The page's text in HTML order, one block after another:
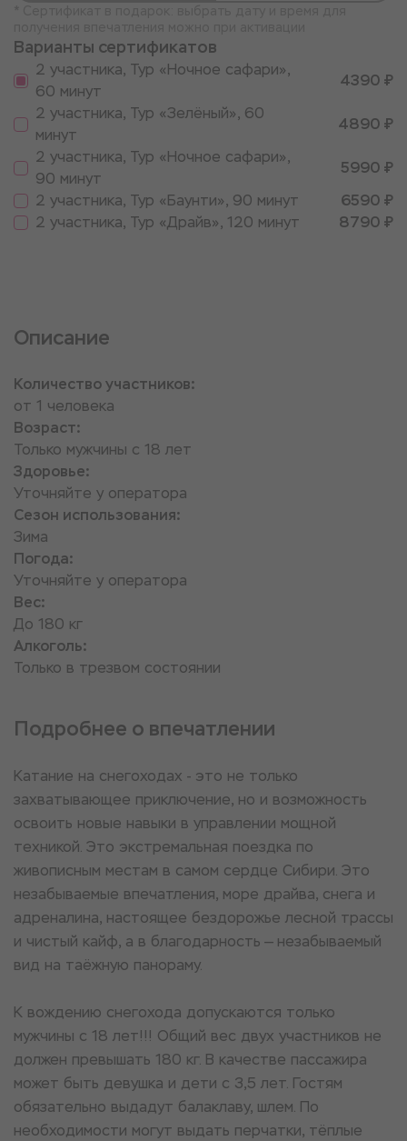
Варианты сертификатов
2 участника, Тур «Ночное сафари»,
60 минут
4390 ₽
2 участника, Тур «Зелёный», 60
минут
4890 ₽
2 участника, Тур «Ночное сафари»,
90 минут
5990 ₽
2 участника, Тур «Баунти», 90 минут
6590 ₽
2 участника, Тур «Драйв», 120 минут
8790 ₽
Описание
Количество участников:
от 1 человека
Возраст:
Только мужчины с 18 лет
Здоровье:
Уточняйте у оператора
Сезон использования:
Зима
Погода:
Уточняйте у оператора
Вес:
До 180 кг
Алкоголь:
Только в трезвом состоянии
Подробнее о впечатлении
Катание на снегоходах - это не только
захватывающее приключение, но и возможность
освоить новые навыки в управлении мощной
техникой. Это экстремальная поездка по
живописным местам в самом сердце Сибири. Это
незабываемые впечатления, море драйва, снега и
адреналина, настоящее бездорожье лесной трассы
и чистый кайф, а в благодарность — незабываемый
вид на таёжную панораму.
К вождению снегохода допускаются только
мужчины с 18 лет!!! Общий вес двух участников не
должен превышать 180 кг. В качестве пассажира
может быть девушка и дети с 3,5 лет. Гостям
обязательно выдадут балаклаву, шлем. По
необходимости могут выдать перчатки, тёплые